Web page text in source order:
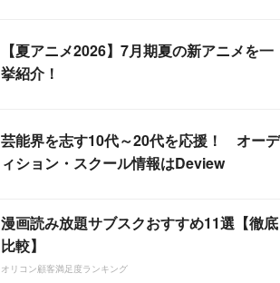
【夏アニメ2026】7月期夏の新アニメを一
挙紹介！
芸能界を志す10代～20代を応援！ オーデ
ィション・スクール情報はDeview
漫画読み放題サブスクおすすめ11選【徹底
比較】
オリコン顧客満足度ランキング